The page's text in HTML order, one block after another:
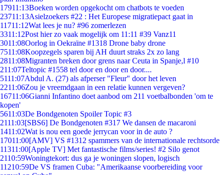
17911:13Boeken worden opgekocht om chatbots te voeden
23711:13Asielzoekers #22 : Het Europese migratiepact gaat in
11711:12Wat lees je nu? #96 zomerlezen
3311:12Post hier zo vaak mogelijk om 11:11 #39 Vanz11
3011:08Oorlog in Oekraïne #1318 Drone baby drone
7511:08Koopzegels sparen bij AH duurt straks 2x zo lang
2811:08Migranten breken door grens naar Ceuta in Spanje,l #10
211:07Teltopic #1558 tel door en door en door....
5111:07Abdul A. (27) als afperser "Fleur" door het leven
2211:06Zou je vreemdgaan in een relatie kunnen vergeven?
16711:06Gianni Infantino doet aanbod om 211 voetbalbonden 'om te
kopen'
5611:03De Bondgenoten Spoiler Topic #3
2111:03[SBS6] De Bondgenoten #317 We dansen de macaroni
1411:02Wat is nou een goede jerrycan voor in de auto ?
17011:00[AMV] VS #1312 spammers van de internationale rechtsorde
11311:00[Apple TV] Met fantastische films/series! #2 Silo genot
2110:59Woningtekort: dus ga je woningen slopen, logisch
11210:59De VS framen Cuba: "Amerikaanse voorbereiding voor